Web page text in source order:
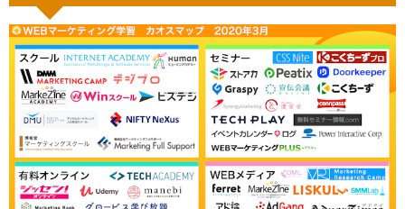
スマ
ップ
2.
【ス
クー
ル
型】
WEB
マー
ケテ
ィン
グの